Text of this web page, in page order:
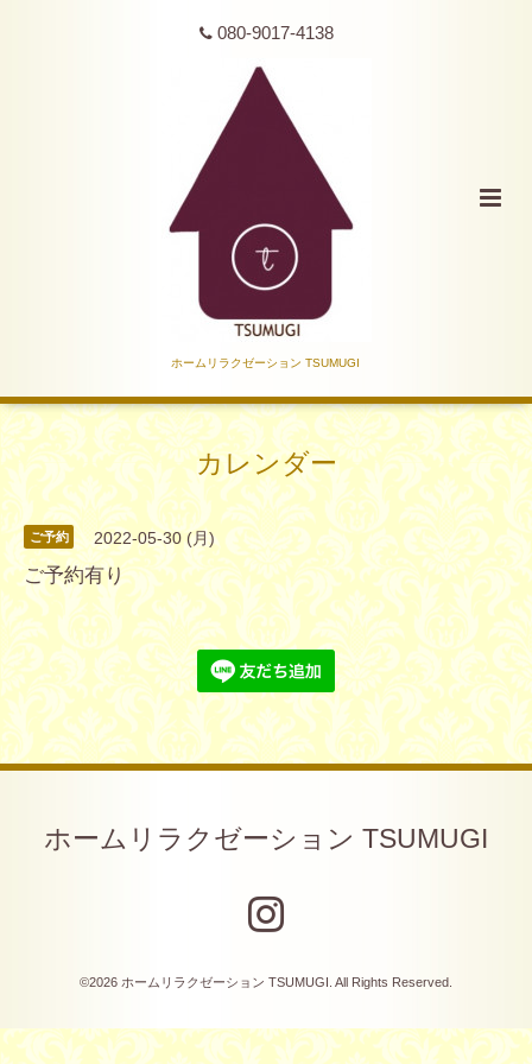
080-9017-4138
ホームリラクゼーション TSUMUGI
カレンダー
ご予約 2022-05-30 (月)
ご予約有り
ホームリラクゼーション TSUMUGI
©2026 ホームリラクゼーション TSUMUGI . All Rights Reserved.